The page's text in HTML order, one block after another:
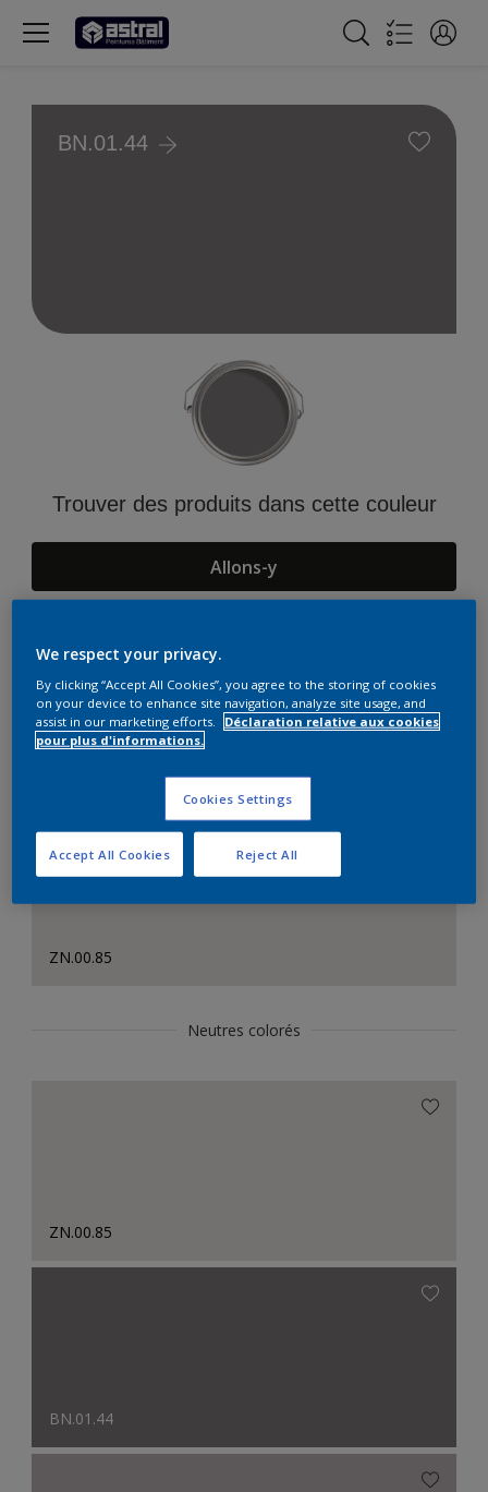
BN.01.44
Trouver des produits dans cette couleur
Allons-y
Suggestions d'Harmonies
ZN.00.85
Neutres colorés
ZN.00.85
BN.01.44
We respect your privacy.
By clicking “Accept All Cookies”, you agree to the storing of cookies
on your device to enhance site navigation, analyze site usage, and
assist in our marketing efforts.
Déclaration relative aux cookies
pour plus d'informations.
Cookies Settings
Reject All
Accept All Cookies